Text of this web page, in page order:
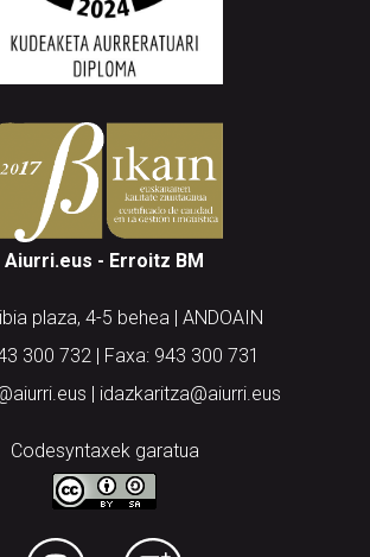
Aiurri.eus - Erroitz BM
plaza, 4-5 behea | ANDOAIN
300 732 | Faxa: 943 300 731
| idazkaritza@aiurri.eus
Codesyntaxek garatua